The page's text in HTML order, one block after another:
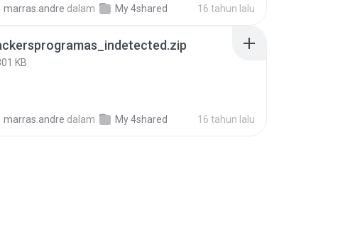
marras.andre dalam My 4shared 16 tahun lalu
KB
marras.andre dalam My 4shared 16 tahun lalu